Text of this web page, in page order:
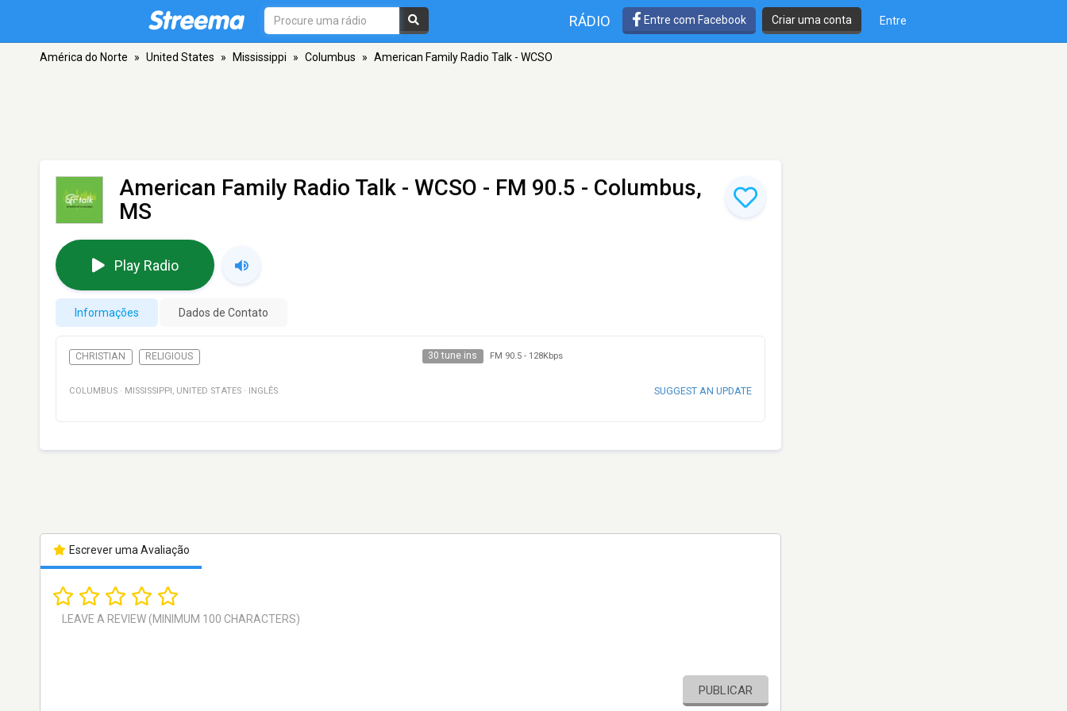
RÁDIO Entre com Facebook Criar uma conta Entre
América do Norte » United States » Mississippi » Columbus » American Family Radio Talk - WCSO
American Family Radio Talk - WCSO - FM 90.5 - Columbus,
MS
Play Radio
Informações Dados de Contato
CHRISTIAN RELIGIOUS 30 tune ins FM 90.5- 128Kbps
COLUMBUS · MISSISSIPPI , UNITED STATES · INGLÊS SUGGEST AN UPDATE
Escrever uma Avaliação
PUBLICAR